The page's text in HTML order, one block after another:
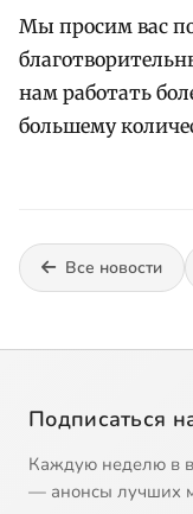
Мы просим вас
нам работать
большему
Все новости
Подписаться
Каждую неделю в
— анонсы лучших